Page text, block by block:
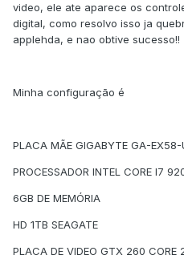
video, ele ate aparece os
digital, como resolvo isso ja
applehda, e nao obtive sucesso!!
Minha configuração é
PLACA MÃE GIGABYTE GA-EX58-
PROCESSADOR INTEL CORE I7
6GB DE MEMÓRIA
HD 1TB SEAGATE
PLACA DE VIDEO GTX 260 CORE